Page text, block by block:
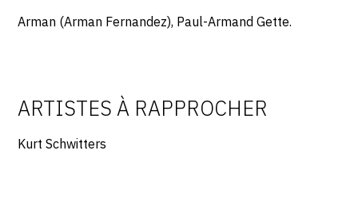
INSTAGRAM
Arman (Arman Fernandez), Paul-Armand Gette.
ARTISTES À RAPPROCHER
Kurt Schwitters